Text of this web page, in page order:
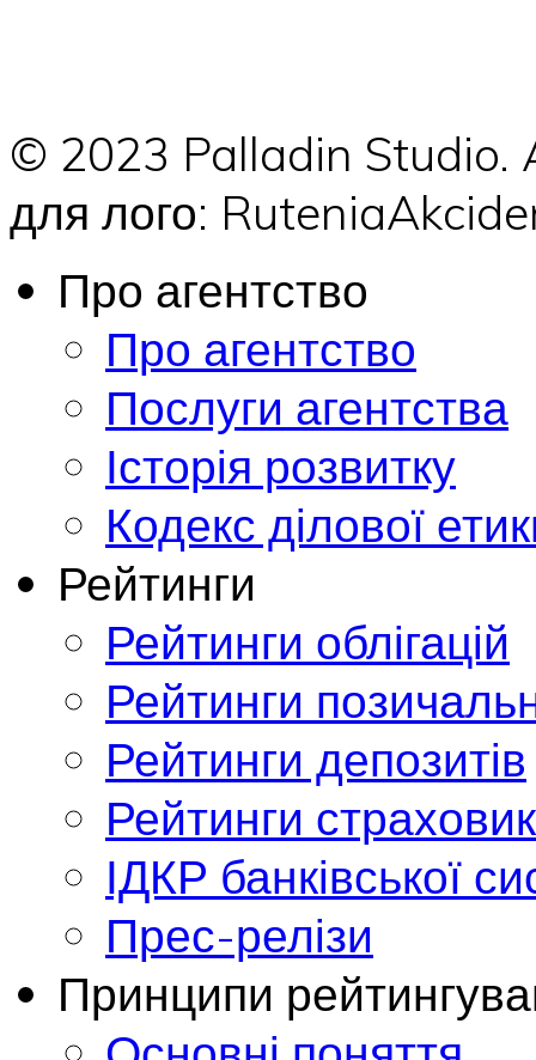
© 2023 Palladin
для лого:
Про агентство
Про агентство
Послуги агентства
Історія розвитку
Кодекс ділової
Рейтинги
Рейтинги облігацій
Рейтинги
Рейтинги депозитів
Рейтинги
ІДКР банківської
Прес-релізи
Принципи